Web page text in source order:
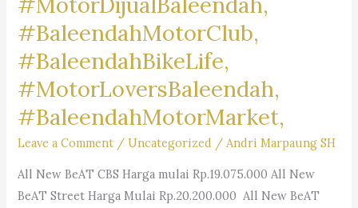
#BaleendahMotorClub,
#BaleendahBikeLife,
#MotorLoversBaleendah,
#BaleendahMotorMarket,
Leave a Comment /Uncategorized /Andri Marpaung SH
All New BeAT CBS Harga mulai Rp.19.075.000 All New
BeAT Street Harga Mulai Rp.20.200.000 All New BeAT